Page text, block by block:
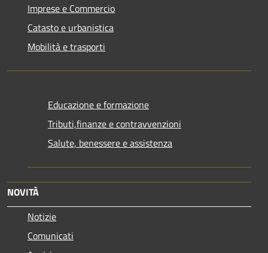
Imprese e Commercio
Catasto e urbanistica
Mobilità e trasporti
Educazione e formazione
Tributi,finanze e contravvenzioni
Salute, benessere e assistenza
NOVITÀ
Notizie
Comunicati